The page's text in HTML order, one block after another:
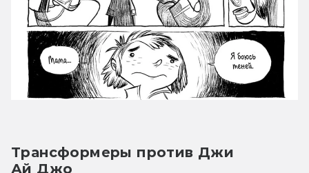
Трансформеры против Джи
Ай Джо